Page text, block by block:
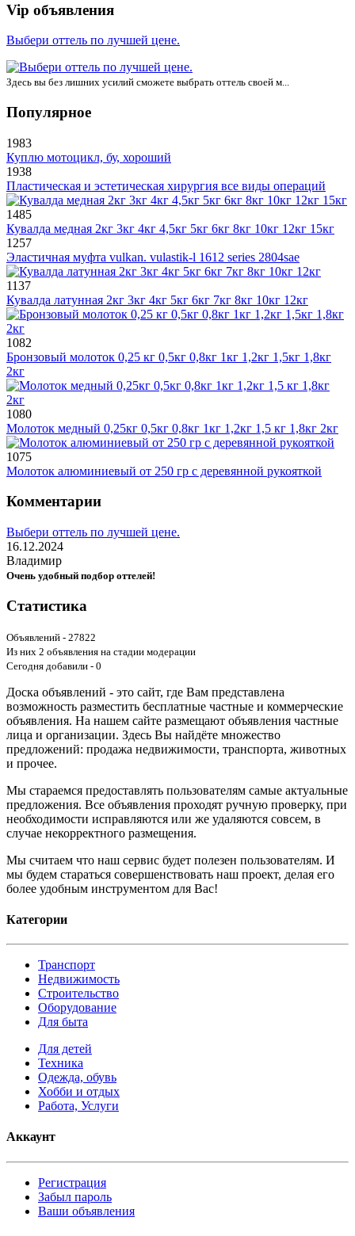
Vip объявления
Выбери оттель по лучшей цене.
Здесь вы без лишних усилий сможете выбрать оттель своей м...
Популярное
1983
Куплю мотоцикл, бу, хороший
1938
Пластическая и эстетическая хирургия все виды операций
1485
Кувалда медная 2кг 3кг 4кг 4,5кг 5кг 6кг 8кг 10кг 12кг 15кг
1257
Эластичная муфта vulkan. vulastik-l 1612 series 2804sae
1137
Кувалда латунная 2кг 3кг 4кг 5кг 6кг 7кг 8кг 10кг 12кг
1082
Бронзовый молоток 0,25 кг 0,5кг 0,8кг 1кг 1,2кг 1,5кг 1,8кг
2кг
1080
Молоток медный 0,25кг 0,5кг 0,8кг 1кг 1,2кг 1,5 кг 1,8кг 2кг
1075
Молоток алюминиевый от 250 гр с деревянной рукояткой
Комментарии
Выбери оттель по лучшей цене.
16.12.2024
Владимир
Очень удобный подбор оттелей!
Статистика
Объявлений - 27822
Из них 2 объявления на стадии модерации
Сегодня добавили - 0
Доска объявлений - это сайт, где Вам представлена
возможность разместить бесплатные частные и коммерческие
объявления. На нашем сайте размещают объявления частные
лица и организации. Здесь Вы найдёте множество
предложений: продажа недвижимости, транспорта, животных
и прочее.
Мы стараемся предоставлять пользователям самые актуальные
предложения. Все объявления проходят ручную проверку, при
необходимости исправляются или же удаляются совсем, в
случае некорректного размещения.
Мы считаем что наш сервис будет полезен пользователям. И
мы будем стараться совершенствовать наш проект, делая его
более удобным инструментом для Вас!
Категории
Транспорт
Недвижимость
Строительство
Оборудование
Для быта
Для детей
Техника
Одежда, обувь
Хобби и отдых
Работа, Услуги
Аккаунт
Регистрация
Забыл пароль
Ваши объявления